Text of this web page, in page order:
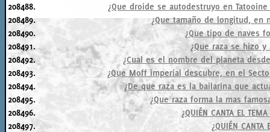
208488.
¿Que droide se autodestruyo en
208489.
¿Que tamaño de longitud, en
208490.
¿Que tipo de naves
208491.
¿Que raza se hizo
208492.
¿Cual es el nombre del planeta
208493.
¿Que Moff imperial descubre, en el
208494.
¿De que raza es la bailarina que
208495.
¿Que raza forma la mas
208496.
¿QUIÉN CANTA EL
208497.
¿QUIÉN CANTA